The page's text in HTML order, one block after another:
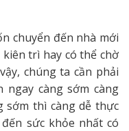
chuyển đến nhà mới
trì hay có thể chờ
chúng ta cần phải
càng sớm càng
sớm thì càng dễ thực
sức khỏe nhất có